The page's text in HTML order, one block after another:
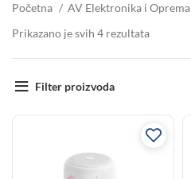
Početna AV Elektronika i Oprema
Prikazano je svih 4 rezultata
Filter proizvoda